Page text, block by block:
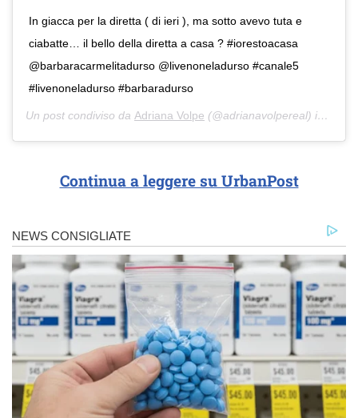
In giacca per la diretta ( di ieri ), ma sotto avevo tuta e
ciabatte… il bello della diretta a casa ? #iorestoacasa
@barbaracarmelitadurso @livenoneladurso #canale5
#livenoneladurso #barbaradurso
Un post condiviso da Adriana Volpe (@adrianavolpereal) in data:
Continua a leggere su UrbanPost